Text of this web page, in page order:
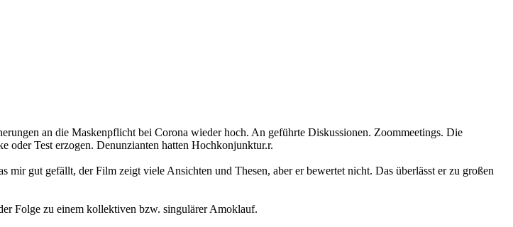
an die Maskenpflicht bei Corona wieder hoch. An geführte Diskussionen. Zoommeetings. Die
oder Test erzogen. Denunzianten hatten Hochkonjunktur.r.
gut gefällt, der Film zeigt viele Ansichten und Thesen, aber er bewertet nicht. Das überlässt er zu großen
Folge zu einem kollektiven bzw. singulärer Amoklauf.